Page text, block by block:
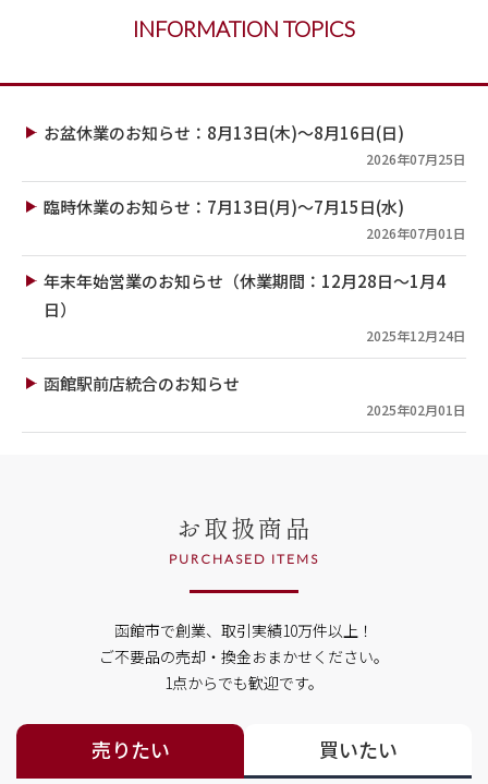
INFORMATION TOPICS
お盆休業のお知らせ：8月13日(木)～8月16日(日)
2026年07月25日
臨時休業のお知らせ：7月13日(月)～7月15日(水)
2026年07月01日
年末年始営業のお知らせ（休業期間：12月28日～1月4
日）
2025年12月24日
函館駅前店統合のお知らせ
2025年02月01日
お取扱商品
PURCHASED ITEMS
函館市で創業、取引実績10万件以上！
ご不要品の売却・換金おまかせください。
1点からでも歓迎です。
売りたい 買いたい